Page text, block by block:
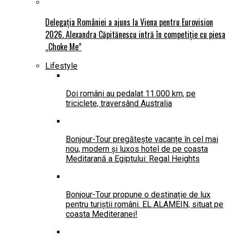
Delegația României a ajuns la Viena pentru Eurovision
2026. Alexandra Căpitănescu intră în competiție cu piesa
„Choke Me”
Lifestyle
Doi români au pedalat 11.000 km, pe
triciclete, traversând Australia
Bonjour-Tour pregătește vacanțe în cel mai
nou, modern și luxos hotel de pe coasta
Meditarană a Egiptului: Regal Heights
Bonjour-Tour propune o destinație de lux
pentru turiștii români. EL ALAMEIN, situat pe
coasta Mediteranei!